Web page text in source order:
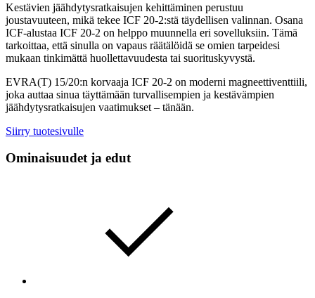
Kestävien jäähdytysratkaisujen kehittäminen perustuu
joustavuuteen, mikä tekee ICF 20-2:stä täydellisen valinnan. Osana
ICF-alustaa ICF 20-2 on helppo muunnella eri sovelluksiin. Tämä
tarkoittaa, että sinulla on vapaus räätälöidä se omien tarpeidesi
mukaan tinkimättä huollettavuudesta tai suorituskyvystä.
EVRA(T) 15/20:n korvaaja ICF 20-2 on moderni magneettiventtiili,
joka auttaa sinua täyttämään turvallisempien ja kestävämpien
jäähdytysratkaisujen vaatimukset – tänään.
Siirry tuotesivulle
Ominaisuudet ja edut